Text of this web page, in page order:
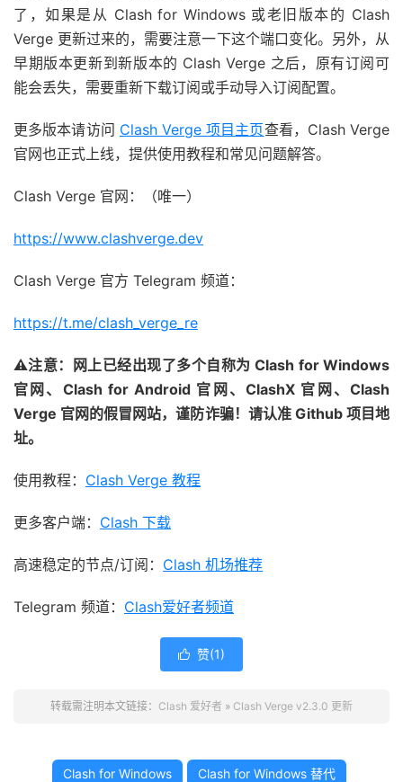
了，如果是从 Clash for Windows 或老旧版本的 Clash
Verge 更新过来的，需要注意一下这个端口变化。另外，从
早期版本更新到新版本的 Clash Verge 之后，原有订阅可
能会丢失，需要重新下载订阅或手动导入订阅配置。
更多版本请访问 Clash Verge 项目主页查看，Clash Verge
官网也正式上线，提供使用教程和常见问题解答。
Clash Verge 官网：（唯一）
https://www.clashverge.dev
Clash Verge 官方 Telegram 频道：
https://t.me/clash_verge_re
⚠注意：网上已经出现了多个自称为 Clash for Windows
官网、Clash for Android 官网、ClashX 官网、Clash
Verge 官网的假冒网站，谨防诈骗！请认准 Github 项目地
址。
使用教程： Clash Verge 教程
更多客户端： Clash 下载
高速稳定的节点/订阅： Clash 机场推荐
Telegram 频道： Clash爱好者频道
 赞(1)
转载需注明本文链接： Clash 爱好者 » Clash Verge v2.3.0 更新
Clash for Windows Clash for Windows 替代